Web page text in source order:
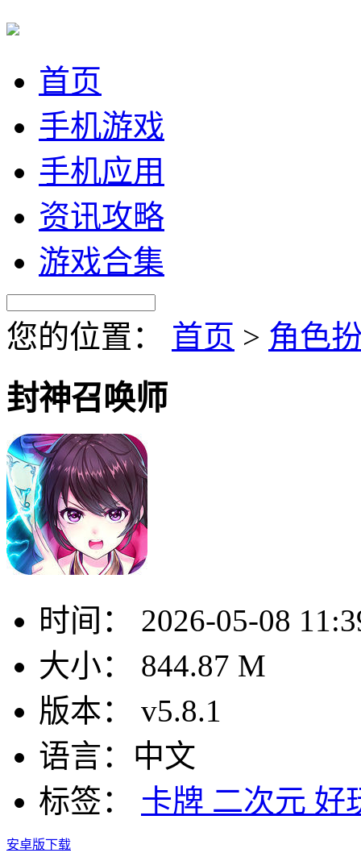
首页
手机游戏
手机应用
资讯攻略
游戏合集
您的位置： 首页 > 角色
封神召唤师
时间：
2026-05-08
大小：
844.87 M
版本：
v5.8.1
语言： 中文
标签：
卡牌 二次元 好
安卓版下载